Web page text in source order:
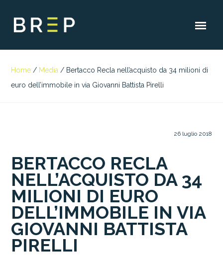
Home / Media / Bertacco Recla nell’acquisto da 34 milioni di
euro dell’immobile in via Giovanni Battista Pirelli
26 luglio 2018
BERTACCO RECLA
NELL’ACQUISTO DA 34
MILIONI DI EURO
DELL’IMMOBILE IN VIA
GIOVANNI BATTISTA
PIRELLI